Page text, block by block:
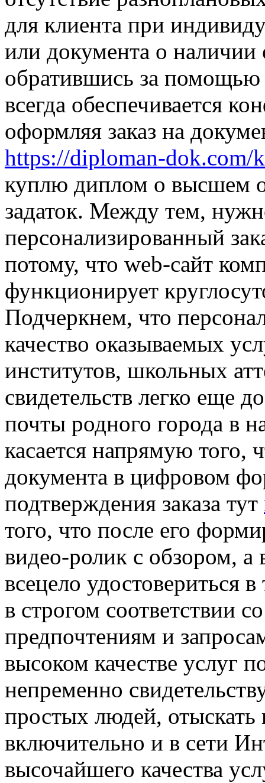
для клиента при
или документа о
обратившись за
всегда обеспечивается
оформляя заказ на
https://diploman-dok.com/
куплю диплом о высшем
задаток. Между тем,
персонализированный
потому, что web-сайт
функционирует
Подчеркнем, что
качество оказываемых
институтов, школьных
свидетельств легко еще
почты родного города в
касается напрямую того,
документа в цифровом
подтверждения заказа тут
того, что после его
видео-ролик с обзором, а
всецело удостовериться
в строгом соответствии
предпочтениям и
высоком качестве услуг
непременно
простых людей, отыскать
включительно и в сети
высочайшего качества